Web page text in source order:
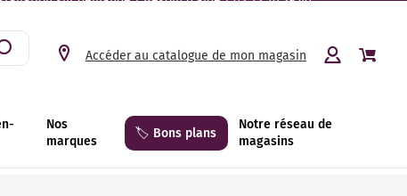
Accéder au catalogue de mon magasin
Nos
marques
🏷️ Bons plans
Notre réseau de
magasins